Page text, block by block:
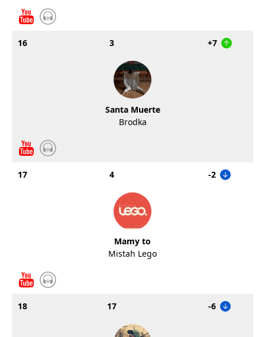
16 3 +7
Santa Muerte
Brodka
17 4 -2
Mamy to
Mistah Lego
18 17 -6